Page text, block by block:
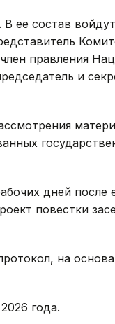
В ее состав
правления
и
дней после
повестки
на
года.